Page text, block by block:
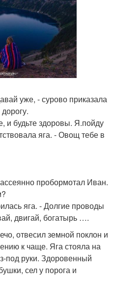
уже, - сурово приказала
и будьте здоровы. Я.пойду
яга. - Овощ тебе в
пробормотал Иван.
яга. - Долгие проводы
двигай, богатырь ….
отвесил земной поклон и
к чаще. Яга стояла на
под руки. Здоровенный
сел у порога и